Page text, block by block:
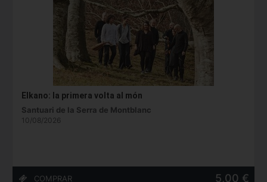
Elkano: la primera volta al món
Santuari de la Serra de Montblanc
10/08/2026
5,00 €